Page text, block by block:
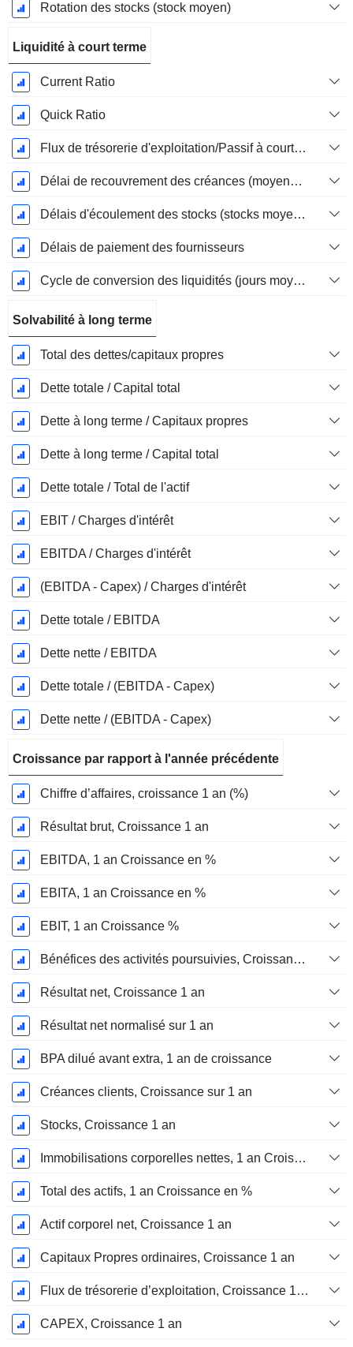
Rotation des stocks (stock moyen)
Liquidité à court terme
Current Ratio
Quick Ratio
Flux de trésorerie d'exploitation/Passif à court terme
Délai de recouvrement des créances (moyenne des créances)
Délais d'écoulement des stocks (stocks moyens)
Délais de paiement des fournisseurs
Cycle de conversion des liquidités (jours moyens)
Solvabilité à long terme
Total des dettes/capitaux propres
Dette totale / Capital total
Dette à long terme / Capitaux propres
Dette à long terme / Capital total
Dette totale / Total de l'actif
EBIT / Charges d'intérêt
EBITDA / Charges d'intérêt
(EBITDA - Capex) / Charges d'intérêt
Dette totale / EBITDA
Dette nette / EBITDA
Dette totale / (EBITDA - Capex)
Dette nette / (EBITDA - Capex)
Croissance par rapport à l'année précédente
Chiffre d’affaires, croissance 1 an (%)
Résultat brut, Croissance 1 an
EBITDA, 1 an Croissance en %
EBITA, 1 an Croissance en %
EBIT, 1 an Croissance %
Bénéfices des activités poursuivies, Croissance 1 an
Résultat net, Croissance 1 an
Résultat net normalisé sur 1 an
BPA dilué avant extra, 1 an de croissance
Créances clients, Croissance sur 1 an
Stocks, Croissance 1 an
Immobilisations corporelles nettes, 1 an Croissance
Total des actifs, 1 an Croissance en %
Actif corporel net, Croissance 1 an
Capitaux Propres ordinaires, Croissance 1 an
Flux de trésorerie d’exploitation, Croissance 1 an
CAPEX, Croissance 1 an